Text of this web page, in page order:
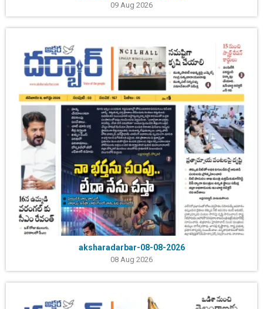
09 Aug 2026
aksharadarbar-08-08-2026
08 Aug 2026